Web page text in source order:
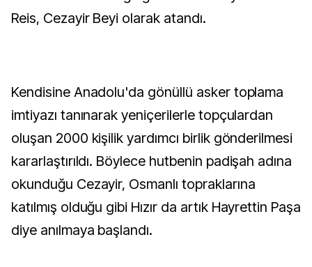
Reis, Cezayir Beyi olarak atandı.
Kendisine Anadolu'da gönüllü asker toplama
imtiyazı tanınarak yeniçerilerle topçulardan
oluşan 2000 kişilik yardımcı birlik gönderilmesi
kararlaştırıldı. Böylece hutbenin padişah adına
okunduğu Cezayir, Osmanlı topraklarına
katılmış olduğu gibi Hızır da artık Hayrettin Paşa
diye anılmaya başlandı.